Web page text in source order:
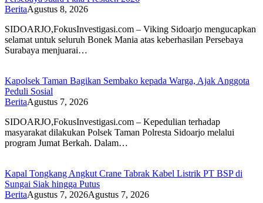
BeritaAgustus 8, 2026
SIDOARJO,FokusInvestigasi.com – Viking Sidoarjo mengucapkan
selamat untuk seluruh Bonek Mania atas keberhasilan Persebaya
Surabaya menjuarai…
Kapolsek Taman Bagikan Sembako kepada Warga, Ajak Anggota
Peduli Sosial
BeritaAgustus 7, 2026
SIDOARJO,FokusInvestigasi.com – Kepedulian terhadap
masyarakat dilakukan Polsek Taman Polresta Sidoarjo melalui
program Jumat Berkah. Dalam…
Kapal Tongkang Angkut Crane Tabrak Kabel Listrik PT BSP di
Sungai Siak hingga Putus
BeritaAgustus 7, 2026Agustus 7, 2026